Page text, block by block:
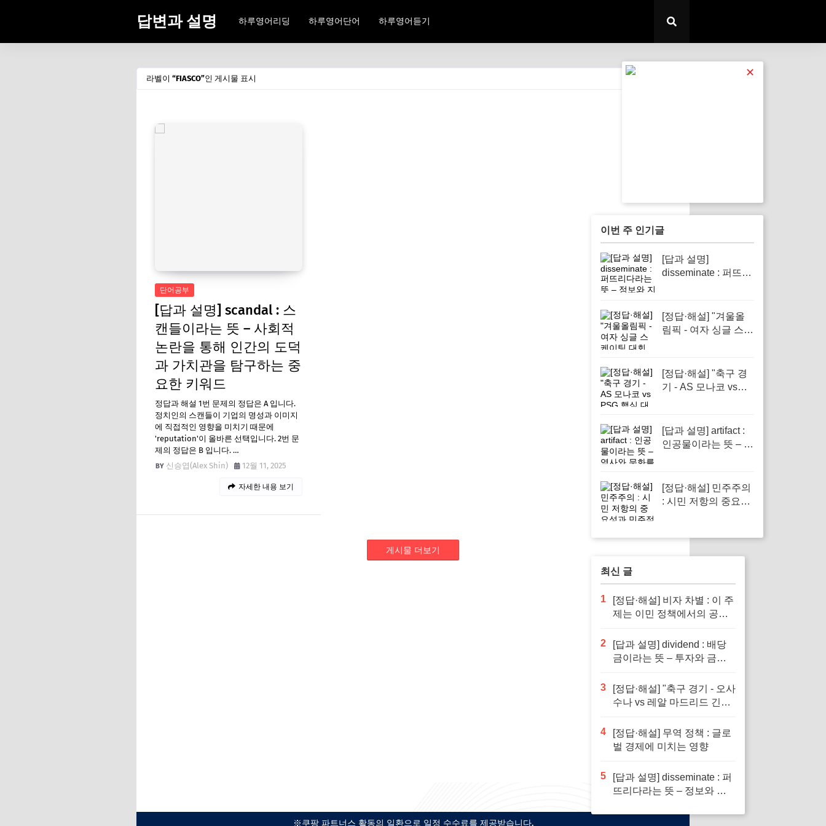
답변과 설명 하루영어리딩 하루영어단어 하루영어듣기
라벨이 FIASCO 인 게시물 표시
단어공부
[답과 설명] scandal : 스
캔들이라는 뜻 – 사회적
논란을 통해 인간의 도덕
과 가치관을 탐구하는 중
요한 키워드
정답과 해설 1번 문제의 정답은 A 입니다.
정치인의 스캔들이 기업의 명성과 이미지
에 직접적인 영향을 미치기 때문에
'reputation'이 올바른 선택입니다. 2번 문
제의 정답은 B 입니다. …
신승엽(Alex Shin)
12월 11, 2025
자세한 내용 보기
게시물 더보기
※쿠팡 파트너스 활동의 일환으로 일정 수수료를 제공받습니다.
✕
이번 주 인기글
[답과 설명]
disseminate : 퍼뜨리
수적인 역할을 하는
단어
[정답·해설] "겨울올
림픽 - 여자 싱글 스케
[정답·해설] "축구 경
기 - AS 모나코 vs
[답과 설명] artifact :
인공물이라는 뜻 – 역
성을 지닌 단어
[정답·해설] 민주주의
: 시민 저항의 중요성
최신 글
1
[정답·해설] 비자 차별 : 이 주
제는 이민 정책에서의 공정
2
[답과 설명] dividend : 배당
금이라는 뜻 – 투자와 금융
알아야 할 단어입니다
3
[정답·해설] "축구 경기 - 오사
수나 vs 레알 마드리드 긴장
4
[정답·해설] 무역 정책 : 글로
벌 경제에 미치는 영향
5
[답과 설명] disseminate : 퍼
뜨리다라는 뜻 – 정보와 지
할을 하는 단어